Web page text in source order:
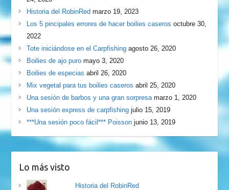
Historia del RobinRed marzo 19, 2023
Los 5 pincipales errores de hacer boilies caseros octubre 30,
2022
Tote iniciándose en el Carpfishing agosto 26, 2020
Boilies de ajo puro mayo 3, 2020
Boilies de especias abril 26, 2020
Mix vegetal para tus boilies caseros abril 25, 2020
Una sesión de barbos y una gran sorpresa marzo 1, 2020
Una sesión express de carpfishing julio 15, 2019
***Una sesión poco fácil*** Poisson junio 13, 2019
Lo más visto
Historia del RobinRed